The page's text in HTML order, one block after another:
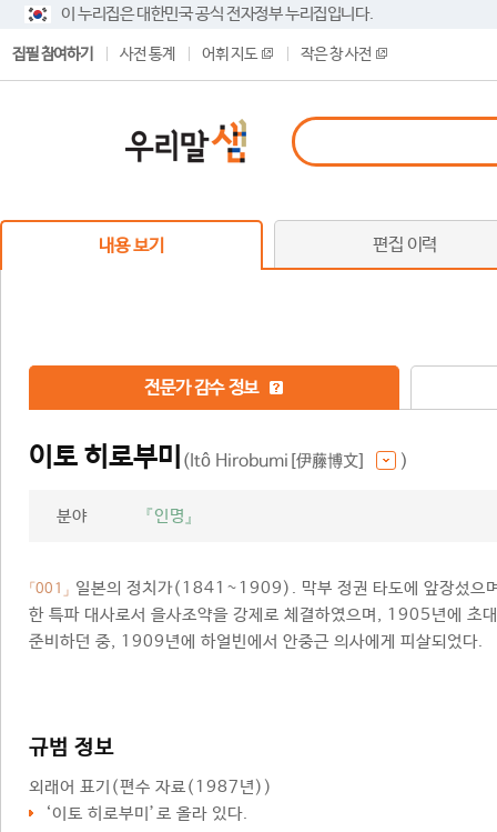
이 누리집은 대한민국 공식 전자정부 누리집입니다.
집필 참여하기 사전 통계 어휘 지도 작은 창 사전
내용 보기 편집 이력
전문가 감수 정보
이토 히로부미 (Itô Hirobumi[伊藤博文] )
분야 『인명』
「001」 일본의 정치가(1841~1909). 막부 정권 타도에 앞장섰으
한 특파 대사로서 을사조약을 강제로 체결하였으며, 1905년에 초
준비하던 중, 1909년에 하얼빈에서 안중근 의사에게 피살되었다.
규범 정보
외래어 표기 (편수 자료(1987년))
‘이토 히로부미’로 올라 있다.